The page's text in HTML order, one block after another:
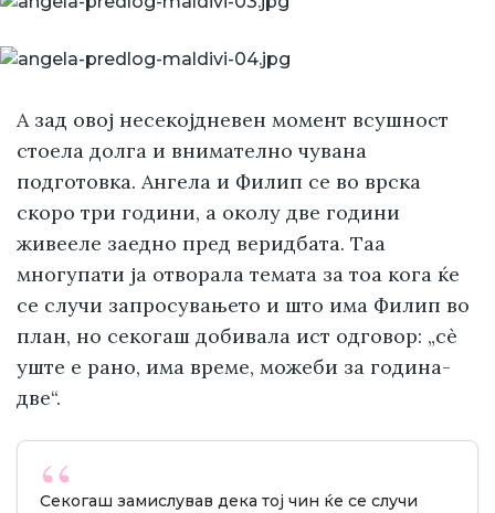
А зад овој несекојдневен момент всушност
стоела долга и внимателно чувана
подготовка. Ангела и Филип се во врска
скоро три години, а околу две години
живееле заедно пред веридбата. Таа
многупати ја отворала темата за тоа кога ќе
се случи запросувањето и што има Филип во
план, но секогаш добивала ист одговор: „сè
уште е рано, има време, можеби за година-
две“.
Секогаш замислував дека тој чин ќе се случи